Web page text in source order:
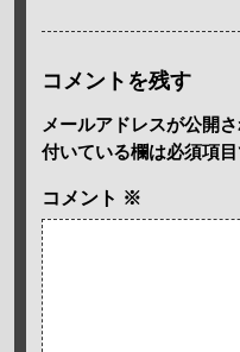
コメントを残す
メールアドレスが公開
付いている欄は必須項
コメント ※